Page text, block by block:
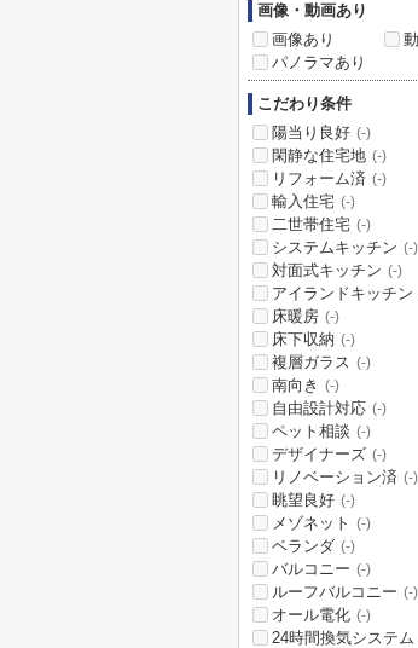
画像・動画あり
画像あり
パノラマあり
こだわり条件
陽当り良好 (-)
閑静な住宅地 (-)
リフォーム済 (-)
輸入住宅 (-)
二世帯住宅 (-)
システムキッチン (-)
対面式キッチン (-)
アイランドキッチン
床暖房 (-)
床下収納 (-)
複層ガラス (-)
南向き (-)
自由設計対応 (-)
ペット相談 (-)
デザイナーズ (-)
リノベーション済 (-)
眺望良好 (-)
メゾネット (-)
ベランダ (-)
バルコニー (-)
ルーフバルコニー (-)
オール電化 (-)
24時間換気システム